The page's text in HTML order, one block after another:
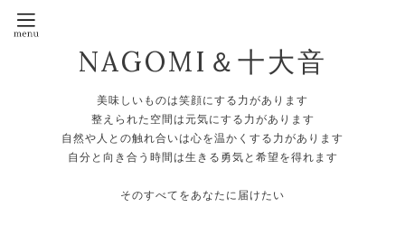
NAGOMI＆十大音
美味しいものは笑顔にする力があります
整えられた空間は元気にする力があります
自然や人との触れ合いは心を温かくする力があります
自分と向き合う時間は生きる勇気と希望を得れます
そのすべてをあなたに届けたい